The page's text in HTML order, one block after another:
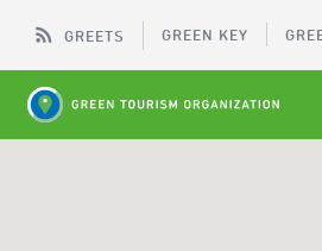
GREETS GREEN KEY